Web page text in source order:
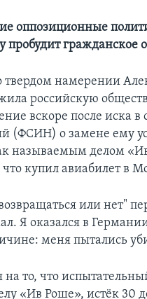
оппозиционные
пробудит гражданское
твердом намерении
российскую
вскоре после иска
(ФСИН) о замене ему
называемым делом
купил авиабилет в
или нет"
Я оказался в
меня пытались
на то, что
«Ив Роше», истёк 30